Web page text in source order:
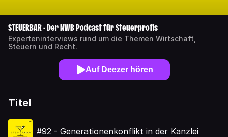
STEUERBAR - Der NWB Podcast für Steuerprofis
Experteninterviews rund um die Themen Wirtschaft,
Steuern und Recht.
Auf Deezer hören
Titel
#92 - Generationenkonflikt in der Kanzlei